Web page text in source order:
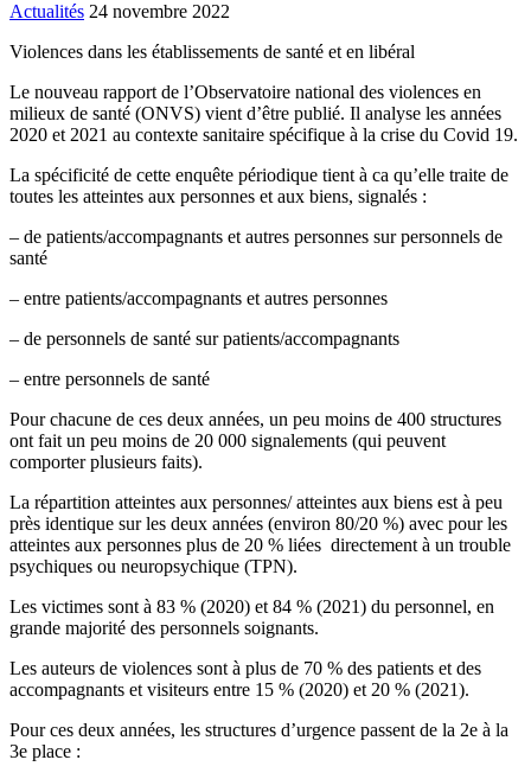
Actualités 24 novembre 2022
Violences dans les établissements de santé et en libéral
Le nouveau rapport de l’Observatoire national des violences en
milieux de santé (ONVS) vient d’être publié. Il analyse les années
2020 et 2021 au contexte sanitaire spécifique à la crise du Covid 19.
La spécificité de cette enquête périodique tient à ca qu’elle traite de
toutes les atteintes aux personnes et aux biens, signalés :
– de patients/accompagnants et autres personnes sur personnels de
santé
– entre patients/accompagnants et autres personnes
– de personnels de santé sur patients/accompagnants
– entre personnels de santé
Pour chacune de ces deux années, un peu moins de 400 structures
ont fait un peu moins de 20 000 signalements (qui peuvent
comporter plusieurs faits).
La répartition atteintes aux personnes/ atteintes aux biens est à peu
près identique sur les deux années (environ 80/20 %) avec pour les
atteintes aux personnes plus de 20 % liées directement à un trouble
psychiques ou neuropsychique (TPN).
Les victimes sont à 83 % (2020) et 84 % (2021) du personnel, en
grande majorité des personnels soignants.
Les auteurs de violences sont à plus de 70 % des patients et des
accompagnants et visiteurs entre 15 % (2020) et 20 % (2021).
Pour ces deux années, les structures d’urgence passent de la 2e à la
3e place :